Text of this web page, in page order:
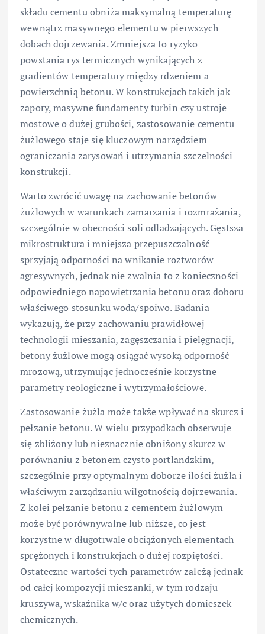
składu cementu obniża maksymalną temperaturę
wewnątrz masywnego elementu w pierwszych
dobach dojrzewania. Zmniejsza to ryzyko
powstania rys termicznych wynikających z
gradientów temperatury między rdzeniem a
powierzchnią betonu. W konstrukcjach takich jak
zapory, masywne fundamenty turbin czy ustroje
mostowe o dużej grubości, zastosowanie cementu
żużlowego staje się kluczowym narzędziem
ograniczania zarysowań i utrzymania szczelności
konstrukcji.
Warto zwrócić uwagę na zachowanie betonów
żużlowych w warunkach zamarzania i rozmrażania,
szczególnie w obecności soli odladzających. Gęstsza
mikrostruktura i mniejsza przepuszczalność
sprzyjają odporności na wnikanie roztworów
agresywnych, jednak nie zwalnia to z konieczności
odpowiedniego napowietrzania betonu oraz doboru
właściwego stosunku woda/spoiwo. Badania
wykazują, że przy zachowaniu prawidłowej
technologii mieszania, zagęszczania i pielęgnacji,
betony żużlowe mogą osiągać wysoką odporność
mrozową, utrzymując jednocześnie korzystne
parametry reologiczne i wytrzymałościowe.
Zastosowanie żużla może także wpływać na skurcz i
pełzanie betonu. W wielu przypadkach obserwuje
się zbliżony lub nieznacznie obniżony skurcz w
porównaniu z betonem czysto portlandzkim,
szczególnie przy optymalnym doborze ilości żużla i
właściwym zarządzaniu wilgotnością dojrzewania.
Z kolei pełzanie betonu z cementem żużlowym
może być porównywalne lub niższe, co jest
korzystne w długotrwale obciążonych elementach
sprężonych i konstrukcjach o dużej rozpiętości.
Ostateczne wartości tych parametrów zależą jednak
od całej kompozycji mieszanki, w tym rodzaju
kruszywa, wskaźnika w/c oraz użytych domieszek
chemicznych.